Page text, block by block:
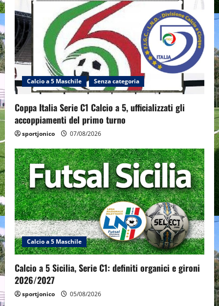
g
a
t
i
o
n
Calcio a 5 Maschile Senza categoria
Coppa Italia Serie C1 Calcio a 5, ufficializzati gli
accoppiamenti del primo turno
sportjonico 07/08/2026
Calcio a 5 Maschile
Calcio a 5 Sicilia, Serie C1: definiti organici e gironi
2026/2027
sportjonico 05/08/2026